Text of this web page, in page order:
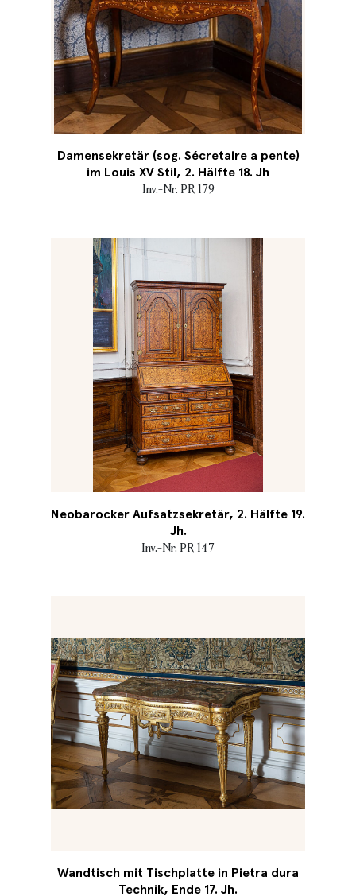
Damensekretär (sog. Sécretaire a pente)
im Louis XV Stil, 2. Hälfte 18. Jh
Inv.-Nr. PR 179
Neobarocker Aufsatzsekretär, 2. Hälfte 19.
Jh.
Inv.-Nr. PR 147
Wandtisch mit Tischplatte in Pietra dura
Technik, Ende 17. Jh.